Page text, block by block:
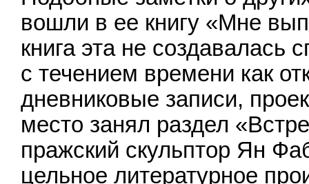
вошли в ее книгу «Мне
книга эта не создавалась
с течением времени как
дневниковые записи,
место занял раздел
пражский скульптор Ян
цельное литературное